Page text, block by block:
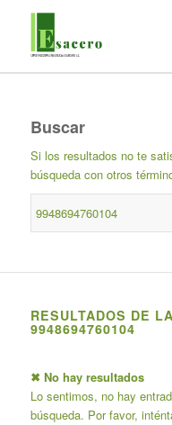
Buscar
Si los resultados no te
búsqueda con otros
RESULTADOS DE
9948694760104
✖ No hay resultados
Lo sentimos, no hay
búsqueda. Por favor,